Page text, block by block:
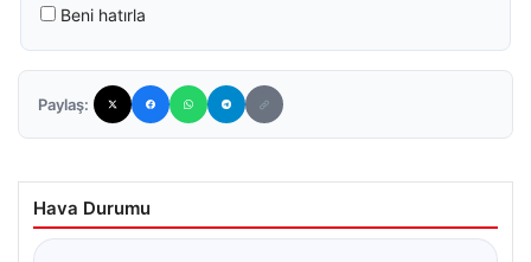
Beni hatırla
Paylaş:
Hava Durumu